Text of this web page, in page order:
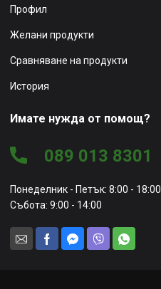
Профил
Желани продукти
Сравняване на продукти
История
Имате нужда от помощ?
089 013 8301
Понеделник - Петък: 8:00 - 18:00
Събота: 9:00 - 14:00